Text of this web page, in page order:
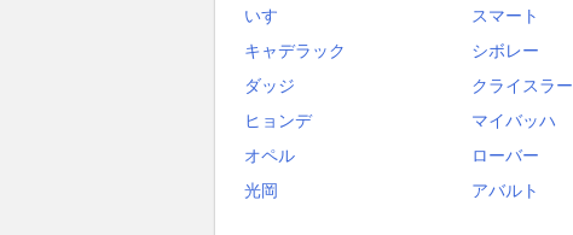
いすゞ スマート
キャデラック
シボレー
ダッジ
クライスラー
ヒョンデ
マイバッハ
オペル
ローバー
光岡
アバルト